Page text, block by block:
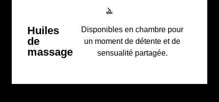
Huiles
de
massage
Disponibles en chambre pour
un moment de détente et de
sensualité partagée.